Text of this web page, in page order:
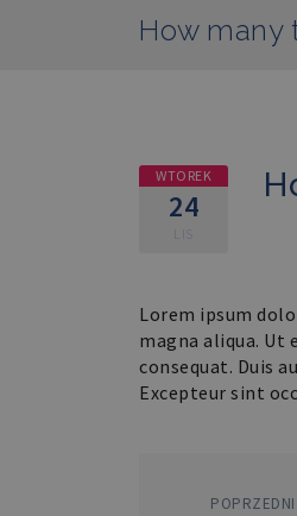
How many
WTOREK
24
Lorem ipsum
magna aliqua. Ut
consequat. Duis
Excepteur sint
POPRZEDNI